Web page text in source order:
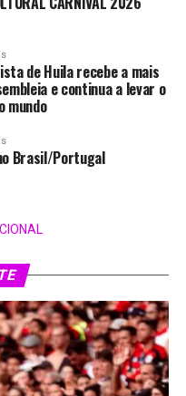
de Huila recebe a mais
e continua a levar o
mundo
Brasil/Portugal